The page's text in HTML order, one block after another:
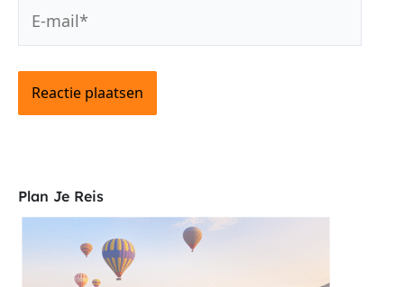
Plan Je Reis
mail*